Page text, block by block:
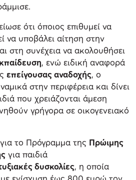
ότι όποιος επιθυμεί να
να υποβάλει αίτηση στην
στη συνέχεια να ακολουθήσει
, ενώ ειδική αναφορά
επείγουσας αναδοχής, ο
στην περιφέρεια και δίνει
που χρειάζονται άμεση
γρήγορα σε οικογενειακό
το Πρόγραμμα της Πρώιμης
για παιδιά
δυσκολίες, η οποία